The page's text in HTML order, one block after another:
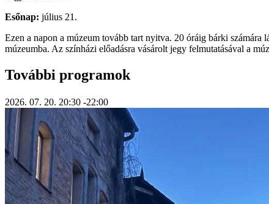
Esőnap: július 21.
Ezen a napon a múzeum tovább tart nyitva. 20 óráig bárki számára
múzeumba. Az színházi előadásra vásárolt jegy felmutatásával a
További programok
2026. 07. 20. 20:30 -22:00